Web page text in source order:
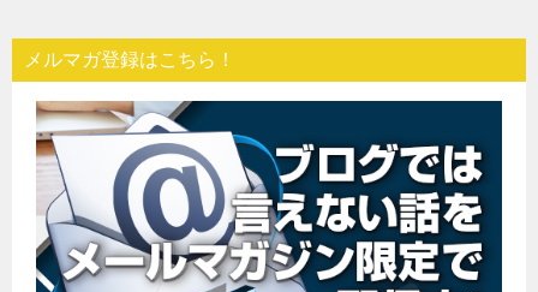
メルマガ登録はこちら！